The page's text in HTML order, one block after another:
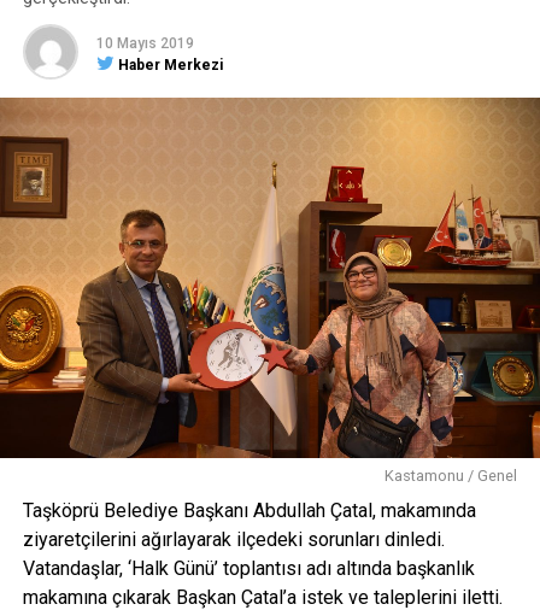
10 Mayıs 2019
Haber Merkezi
Kastamonu / Genel
Taşköprü Belediye Başkanı Abdullah Çatal, makamında
ziyaretçilerini ağırlayarak ilçedeki sorunları dinledi.
Vatandaşlar, ‘Halk Günü’ toplantısı adı altında başkanlık
makamına çıkarak Başkan Çatal’a istek ve taleplerini iletti.